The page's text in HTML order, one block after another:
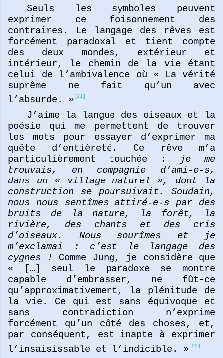
Seuls les symboles peuvent
exprimer ce foisonnement des
contraires. Le langage des rêves est
forcément paradoxal et tient compte
des deux mondes, extérieur et
intérieur, le chemin de la vie étant
celui de l’ambivalence où « La vérité
suprême ne fait qu’un avec
l’absurde. » [21]
J’aime la langue des oiseaux et la
poésie qui me permettent de trouver
les mots pour essayer d’exprimer ma
quête d’entièreté. Ce rêve m’a
particulièrement touchée :
je me
trouvais, en compagnie d’ami-e-s,
dans un « village naturel », dont la
construction se poursuivait. Soudain,
nous nous sentîmes attiré-e-s par des
bruits de la nature, la forêt, la
rivière, des chants et des cris
d’oiseaux. Nous sourîmes et je
m’exclamai : c’est le langage des
cygnes !
Comme Jung, je considère que
« […] seul le paradoxe se montre
capable d’embrasser, ne fût-ce
qu’approximativement, la plénitude de
la vie. Ce qui est sans équivoque et
sans contradiction n’exprime
forcément qu’un côté des choses, et,
par conséquent, est inapte à exprimer
l’insaisissable et l’indicible. » [22]